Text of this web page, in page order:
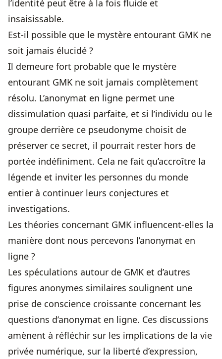
l’identité peut être à la fois fluide et
insaisissable.
Est-il possible que le mystère entourant GMK ne
soit jamais élucidé ?
Il demeure fort probable que le mystère
entourant GMK ne soit jamais complètement
résolu. L’anonymat en ligne permet une
dissimulation quasi parfaite, et si l’individu ou le
groupe derrière ce pseudonyme choisit de
préserver ce secret, il pourrait rester hors de
portée indéfiniment. Cela ne fait qu’accroître la
légende et inviter les personnes du monde
entier à continuer leurs conjectures et
investigations.
Les théories concernant GMK influencent-elles la
manière dont nous percevons l’anonymat en
ligne ?
Les spéculations autour de GMK et d’autres
figures anonymes similaires soulignent une
prise de conscience croissante concernant les
questions d’anonymat en ligne. Ces discussions
amènent à réfléchir sur les implications de la vie
privée numérique, sur la liberté d’expression,